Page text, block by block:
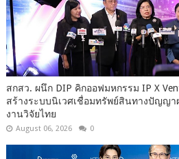
สกสว. ผนึก DIP คิกออฟมหกรรม IP X
สร้างระบบนิเวศเชื่อมทรัพย์สินทางปัญญ
งานวิจัยไทย
August 06, 2026 0